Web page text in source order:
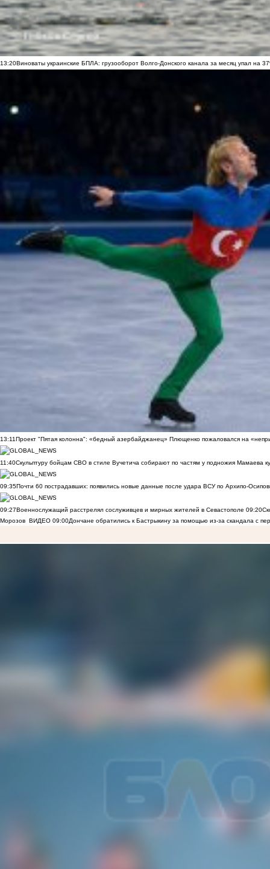
13:20Виноваты украинские БПЛА: грузооборот Волго-Донского канала за месяц упал на
13:11Проект "Пятая колонна": «бедный азербайджанец» Плющенко пожаловался на
11:40Скульптуру бойцам СВО в стиле Вучетича собирают по частям у подножия Мамаева
09:35Почти 60 пострадавших: появились новые данные после удара ВСУ по Архипо-
09:27Военнослужащий расстрелял сослуживцев и мирных жителей в Севастополе 09:20
Морозов ВИДЕО 09:00Дончане обратились к Бастрыкину за помощью из-за скандала с